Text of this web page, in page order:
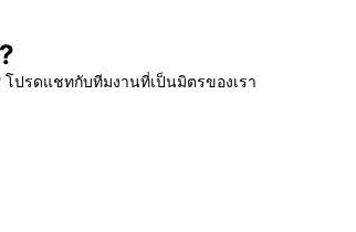
ปรดแชทกับทีมงานที่เป็นมิตรของเรา